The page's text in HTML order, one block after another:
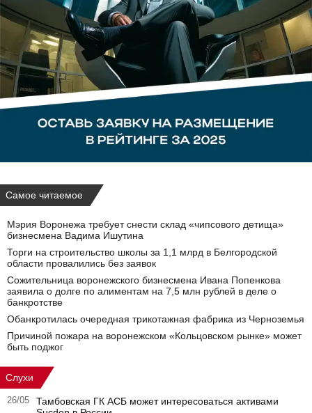
Самое читаемое
Мэрия Воронежа требует снести склад «чипсового детища»
бизнесмена Вадима Ишутина
Торги на строительство школы за 1,1 млрд в Белгородской
области провалились без заявок
Сожительница воронежского бизнесмена Ивана Попенкова
заявила о долге по алиментам на 7,5 млн рублей в деле о
банкротстве
Обанкротилась очередная трикотажная фабрика из Черноземья
Причиной пожара на воронежском «Кольцовском рынке» может
быть поджог
Слухи
26/05
Тамбовская ГК АСБ может интересоваться активами